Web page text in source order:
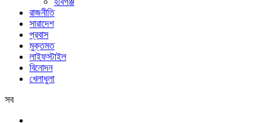
রাজনীতি
সারাদেশ
প্রবাস
মুক্তমত
লাইফস্টাইল
বিনোদন
খেলাধুলা
সব